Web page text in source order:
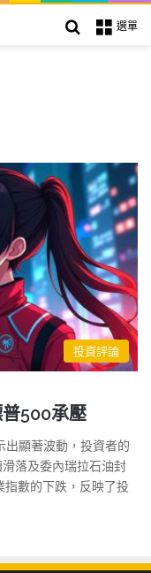
選單
搜索
投資評論
500承壓
出顯著波動，投資者的
落及委內瑞拉石油封
數的下跌，反映了投